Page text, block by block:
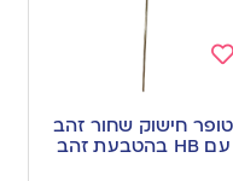
to
wishlist
טופר חישוק שחור זהב
עם HB בהטבעת זהב